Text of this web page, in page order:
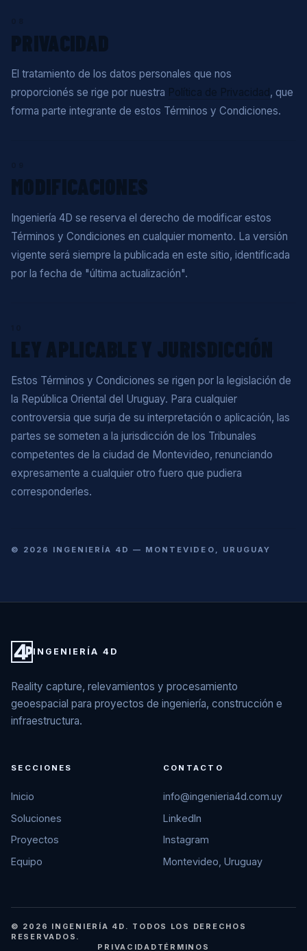
PRIVACIDAD
El tratamiento de los datos personales que nos
proporcionés se rige por nuestra Política de Privacidad, que
forma parte integrante de estos Términos y Condiciones.
MODIFICACIONES
Ingeniería 4D se reserva el derecho de modificar estos
Términos y Condiciones en cualquier momento. La versión
vigente será siempre la publicada en este sitio, identificada
por la fecha de "última actualización".
LEY APLICABLE Y JURISDICCIÓN
Estos Términos y Condiciones se rigen por la legislación de
la República Oriental del Uruguay. Para cualquier
controversia que surja de su interpretación o aplicación, las
partes se someten a la jurisdicción de los Tribunales
competentes de la ciudad de Montevideo, renunciando
expresamente a cualquier otro fuero que pudiera
corresponderles.
© 2026 INGENIERÍA 4D — MONTEVIDEO, URUGUAY
INGENIERÍA 4D
Reality capture, relevamientos y procesamiento
geoespacial para proyectos de ingeniería, construcción e
infraestructura.
SECCIONES
Inicio
Soluciones
Proyectos
Equipo
CONTACTO
info@ingenieria4d.com.uy
LinkedIn
Instagram
Montevideo, Uruguay
© 2026 INGENIERÍA 4D. TODOS LOS DERECHOS
RESERVADOS.
PRIVACIDAD TÉRMINOS